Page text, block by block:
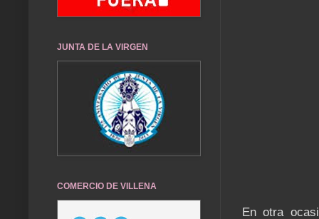
En otra
JUNTA DE LA VIRGEN
COMERCIO DE VILLENA